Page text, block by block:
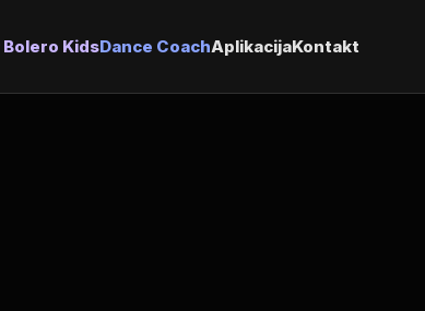
Bolero KidsDance CoachAplikacijaKontakt